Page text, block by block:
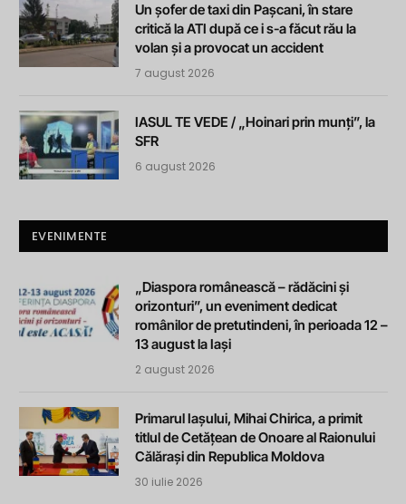
Un șofer de taxi din Pașcani, în stare
critică la ATI după ce i s-a făcut rău la
volan și a provocat un accident
7 august 2026
IASUL TE VEDE / „Hoinari prin munți”, la
SFR
6 august 2026
EVENIMENTE
„Diaspora românească – rădăcini și
orizonturi”, un eveniment dedicat
românilor de pretutindeni, în perioada 12 –
13 august la Iași
2 august 2026
Primarul Iașului, Mihai Chirica, a primit
titlul de Cetățean de Onoare al Raionului
Călărași din Republica Moldova
30 iulie 2026